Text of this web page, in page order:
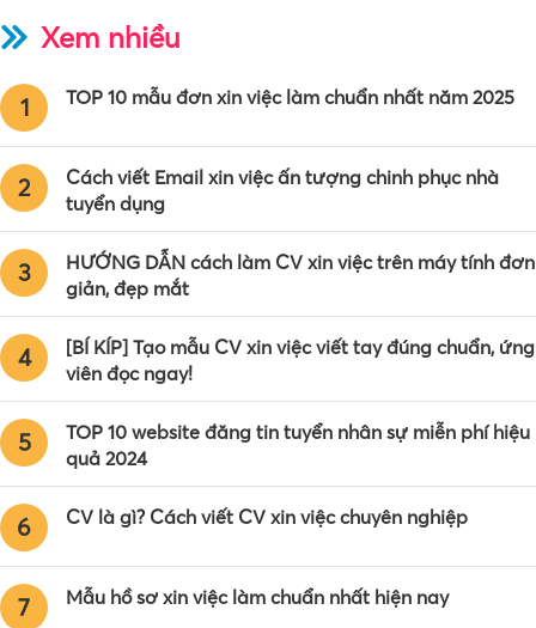
Xem nhiều
1 TOP 10 mẫu đơn xin việc làm chuẩn nhất năm 2025
2
Cách viết Email xin việc ấn tượng chinh phục nhà
tuyển dụng
3
HƯỚNG DẪN cách làm CV xin việc trên máy tính đơn
giản, đẹp mắt
4
[BÍ KÍP] Tạo mẫu CV xin việc viết tay đúng chuẩn, ứng
viên đọc ngay!
5
TOP 10 website đăng tin tuyển nhân sự miễn phí hiệu
quả 2024
6 CV là gì? Cách viết CV xin việc chuyên nghiệp
7 Mẫu hồ sơ xin việc làm chuẩn nhất hiện nay